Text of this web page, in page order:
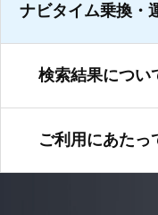
ナビタイム乗換・
検索結果につい
ご利用にあたっ